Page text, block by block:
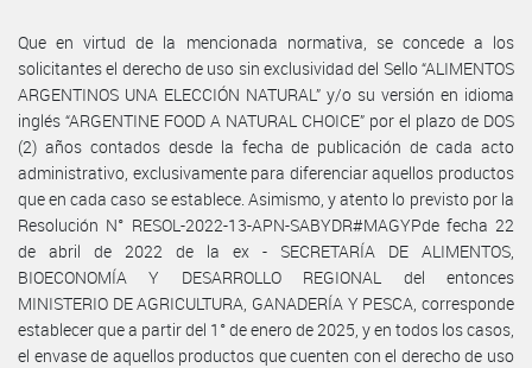
Que en virtud de la mencionada normativa, se concede a los
solicitantes el derecho de uso sin exclusividad del Sello “ALIMENTOS
ARGENTINOS UNA ELECCIÓN NATURAL” y/o su versión en idioma
inglés “ARGENTINE FOOD A NATURAL CHOICE” por el plazo de DOS
(2) años contados desde la fecha de publicación de cada acto
administrativo, exclusivamente para diferenciar aquellos productos
que en cada caso se establece. Asimismo, y atento lo previsto por la
Resolución N° RESOL-2022-13-APN-SABYDR#MAGYPde fecha 22
de abril de 2022 de la ex - SECRETARÍA DE ALIMENTOS,
BIOECONOMÍA Y DESARROLLO REGIONAL del entonces
MINISTERIO DE AGRICULTURA, GANADERÍA Y PESCA, corresponde
establecer que a partir del 1° de enero de 2025, y en todos los casos,
el envase de aquellos productos que cuenten con el derecho de uso